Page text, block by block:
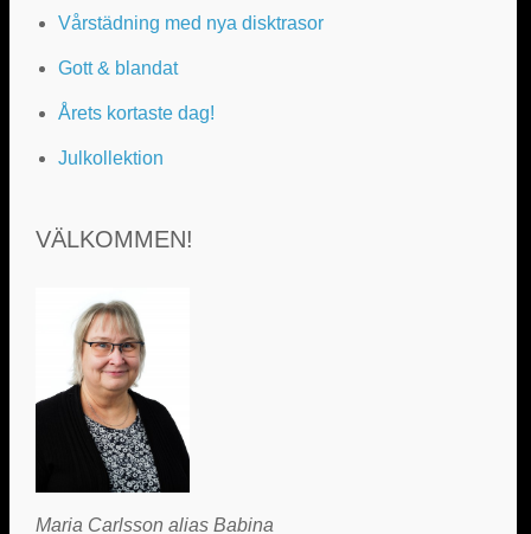
Vårstädning med nya disktrasor
Gott & blandat
Årets kortaste dag!
Julkollektion
VÄLKOMMEN!
Maria Carlsson alias Babina